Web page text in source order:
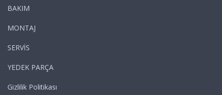
BAKIM
MONTAJ
SERVİS
YEDEK PARÇA
Gizlilik Politikası